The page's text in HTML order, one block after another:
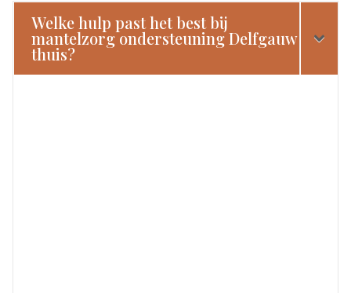
Welke hulp past het best bij
mantelzorg ondersteuning Delfgauw
thuis?